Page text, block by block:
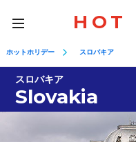
toggle
navigation
HOT
ホットホリデー スロバキア
スロバキア
Slovakia